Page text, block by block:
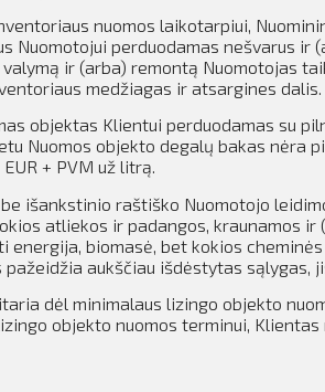
nuomos laikotarpiui,
Nuomotojui perduodamas nešvarus
ir (arba) remontą Nuomotojas
medžiagas ir atsargines dalis.
objektas Klientui perduodamas su
Nuomos objekto degalų bakas nėra
+ PVM už litrą.
išankstinio raštiško Nuomotojo
atliekos ir padangos, kraunamos
energija, biomasė, bet kokios
pažeidžia aukščiau išdėstytas
dėl minimalaus lizingo objekto
objekto nuomos terminui,